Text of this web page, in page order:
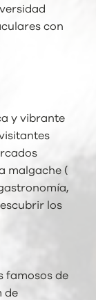
con
y vibrante
malgache (
los
famosos de
de